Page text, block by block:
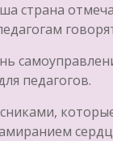
страна
педагогов.